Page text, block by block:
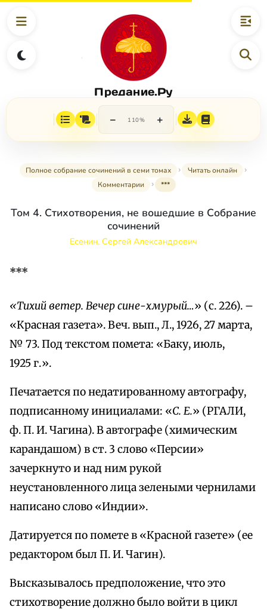
Предание.Ру
− 110% +
Полное собрание сочинений в семи томах
Читать онлайн
Комментарии
***
Том 4. Стихотворения, не вошедшие в Собрание
сочинений
Есенин, Сергей Александрович
***
«Тихий ветер. Вечер сине-хмурый…» (с. 226). –
«Красная газета». Веч. вып., Л., 1926, 27 марта,
№ 73. Под текстом помета: «Баку, июль,
1925 г.».
Печатается по недатированному автографу,
подписанному инициалами: «С. Е.» (РГАЛИ,
ф. П. И. Чагина). В автографе (химическим
карандашом) в ст. 3 слово «Персии»
зачеркнуто и над ним рукой
неустановленного лица зелеными чернилами
написано слово «Индии».
Датируется по помете в «Красной газете» (ее
редактором был П. И. Чагин).
Высказывалось предположение, что это
стихотворение должно было войти в цикл